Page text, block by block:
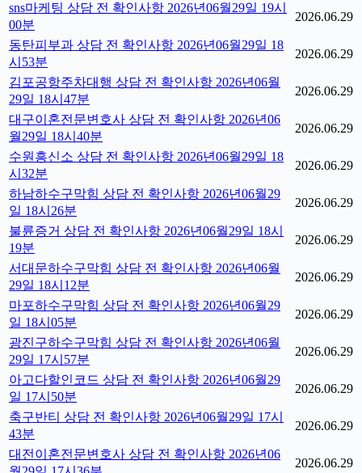
sns마케팅 상담 전 확인사항 2026년06월29일 19시
00분
2026.06.29
동탄피부과 상담 전 확인사항 2026년06월29일 18
시53분
2026.06.29
김포공항주차대행 상담 전 확인사항 2026년06월
29일 18시47분
2026.06.29
대구이혼전문변호사 상담 전 확인사항 2026년06
월29일 18시40분
2026.06.29
수원흥신소 상담 전 확인사항 2026년06월29일 18
시32분
2026.06.29
하남하수구막힘 상담 전 확인사항 2026년06월29
일 18시26분
2026.06.29
불륜증거 상담 전 확인사항 2026년06월29일 18시
19분
2026.06.29
서대문하수구막힘 상담 전 확인사항 2026년06월
29일 18시12분
2026.06.29
마포하수구막힘 상담 전 확인사항 2026년06월29
일 18시05분
2026.06.29
광진구하수구막힘 상담 전 확인사항 2026년06월
29일 17시57분
2026.06.29
아고다할인코드 상담 전 확인사항 2026년06월29
일 17시50분
2026.06.29
축구반티 상담 전 확인사항 2026년06월29일 17시
43분
2026.06.29
대전이혼전문변호사 상담 전 확인사항 2026년06
2026.06.29